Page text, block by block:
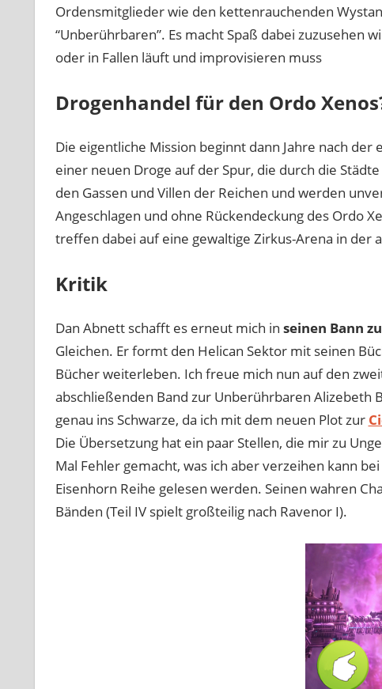
Ordensmitglieder wie den kettenrauchenden
“Unberührbaren”. Es macht Spaß dabei zuzusehen
oder in Fallen läuft und improvisieren muss
Drogenhandel für den Ordo
Die eigentliche Mission beginnt dann Jahre nach
einer neuen Droge auf der Spur, die durch die
den Gassen und Villen der Reichen und werden
Angeschlagen und ohne Rückendeckung des Ordo
treffen dabei auf eine gewaltige Zirkus-Arena in der
Kritik
Dan Abnett schafft es erneut mich in seinen Bann
Gleichen. Er formt den Helican Sektor mit seinen
Bücher weiterleben. Ich freue mich nun auf den
abschließenden Band zur Unberührbaren
genau ins Schwarze, da ich mit dem neuen Plot zur
Die Übersetzung hat ein paar Stellen, die mir zu
Mal Fehler gemacht, was ich aber verzeihen kann
Eisenhorn Reihe gelesen werden. Seinen wahren
Bänden (Teil IV spielt großteilig nach Ravenor I).